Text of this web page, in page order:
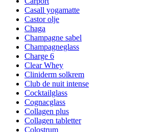
Casall yogamatte
Castor olje
Chaga
Champagne sabel
Champagneglass
Charge 6
Clear Whey
Cliniderm solkrem
Club de nuit intense
Cocktailglass
Cognacglass
Collagen plus
Collagen tabletter
Colostrum